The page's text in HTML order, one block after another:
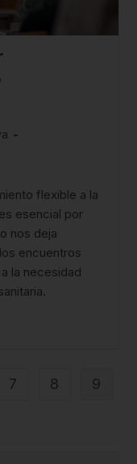
flexible a la
esencial por
nos deja
encuentros
la necesidad
7 8 9